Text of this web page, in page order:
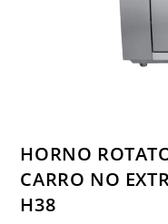
HORNO
CARRO NO
H38